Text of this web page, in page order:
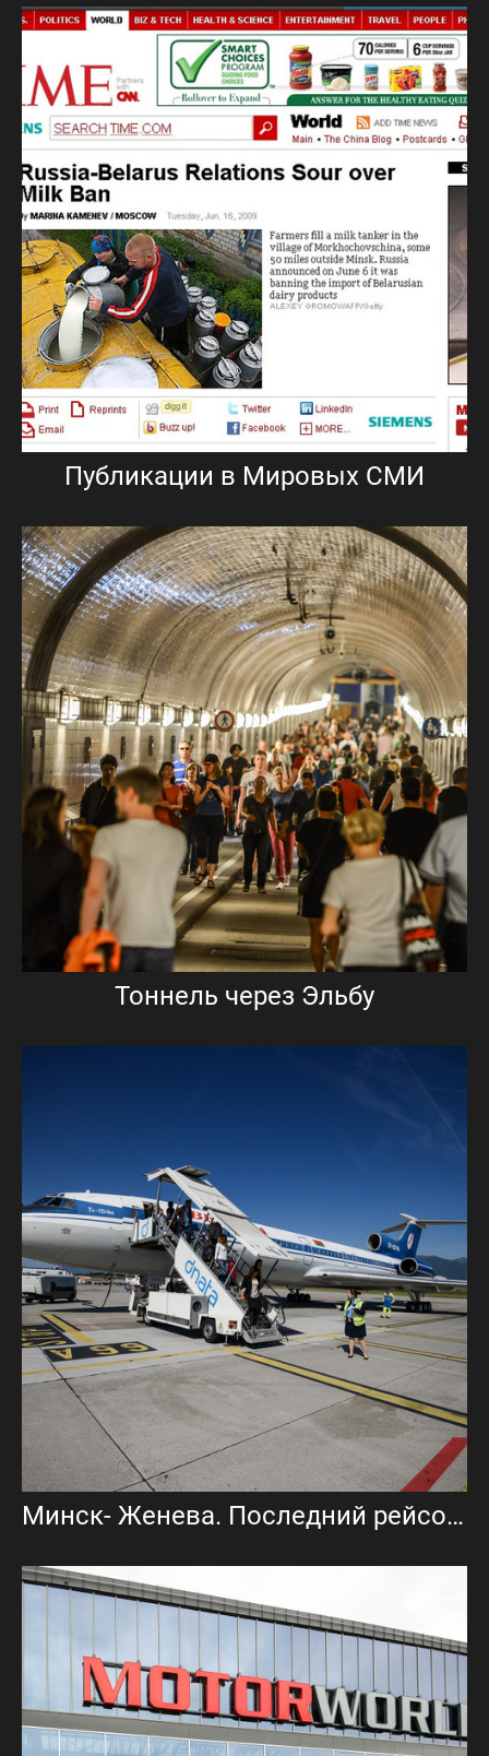
Публикации в Мировых СМИ
Тоннель через Эльбу
Минск- Женева. Последний рейсовый полет Ту-154